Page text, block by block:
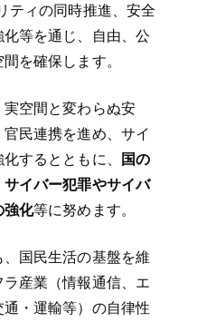
ティの同時推進、安全
等を通じ、自由、公
を確保します。
空間と変わらぬ安
民連携を進め、サイ
するとともに、
国の
イバー犯罪やサイバ
強化等に努めます。
国民生活の基盤を維
産業（情報通信、エ
・運輸等）の自律性